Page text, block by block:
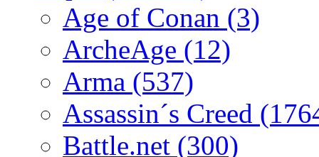
Age of Conan (3)
ArcheAge (12)
Arma (537)
Assassin´s Creed
Battle.net (300)